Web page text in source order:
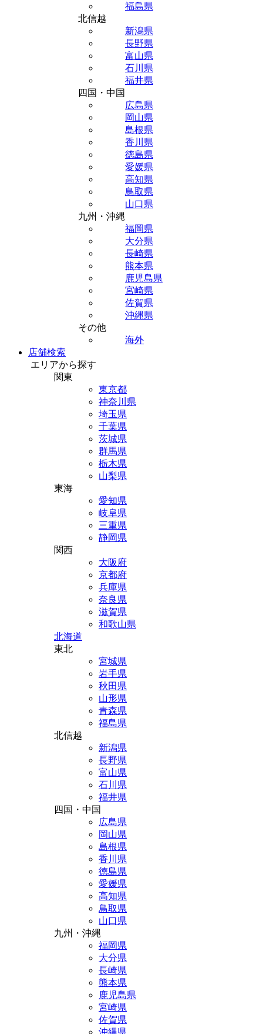
福島県
北信越
新潟県
長野県
富山県
石川県
福井県
四国・中国
広島県
岡山県
島根県
香川県
徳島県
愛媛県
高知県
鳥取県
山口県
九州・沖縄
福岡県
大分県
長崎県
熊本県
鹿児島県
宮崎県
佐賀県
沖縄県
その他
海外
店舗検索
エリアから探す
関東
東京都
神奈川県
埼玉県
千葉県
茨城県
群馬県
栃木県
山梨県
東海
愛知県
岐阜県
三重県
静岡県
関西
大阪府
京都府
兵庫県
奈良県
滋賀県
和歌山県
北海道
東北
宮城県
岩手県
秋田県
山形県
青森県
福島県
北信越
新潟県
長野県
富山県
石川県
福井県
四国・中国
広島県
岡山県
島根県
香川県
徳島県
愛媛県
高知県
鳥取県
山口県
九州・沖縄
福岡県
大分県
長崎県
熊本県
鹿児島県
宮崎県
佐賀県